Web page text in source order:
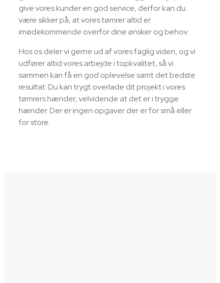
give vores kunder en god service, derfor kan du
være sikker på, at vores tømrer altid er
imødekommende overfor dine ønsker og behov.
Hos os deler vi gerne ud af vores faglig viden, og vi
udfører altid vores arbejde i topkvalitet, så vi
sammen kan få en god oplevelse samt det bedste
resultat. Du kan trygt overlade dit projekt i vores
tømrers hænder, velvidende at det er i trygge
hænder. Der er ingen opgaver der er for små eller
for store.